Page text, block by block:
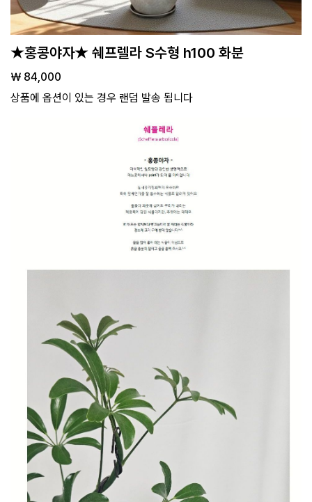
★홍콩야자★ 쉐프렐라 S수형 h100 화분
￦ 84,000
상품에 옵션이 있는 경우 랜덤 발송 됩니다